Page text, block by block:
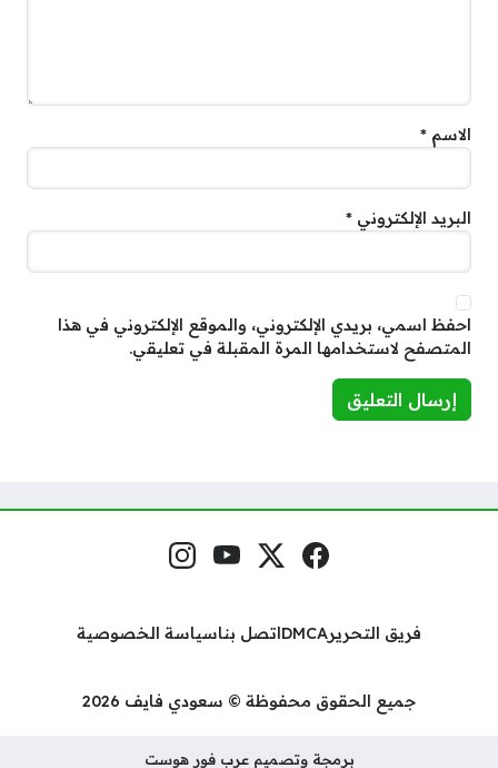
الاسم *
البريد الإلكتروني *
احفظ اسمي، بريدي الإلكتروني، والموقع الإلكتروني في هذا
المتصفح لاستخدامها المرة المقبلة في تعليقي.
مواقع التواصل فيسبوكمنصة إكس
يوتيوبإنستغرام
فريق التحريرDMCAاتصل بناسياسة الخصوصية
جميع الحقوق محفوظة © سعودي فايف 2026
برمجة وتصميم عرب فور هوست